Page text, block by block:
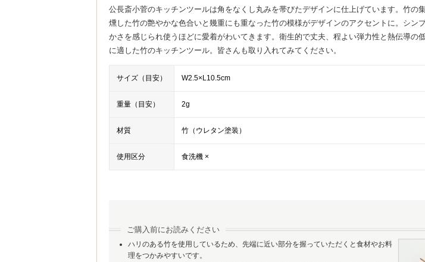
公長斎小菅のキッチンツールは角をなくし丸みを帯びたデザインに仕上げています。竹の
燻した竹の艶やかな色合いと幾重にも重なった竹の模様がデザインのアクセントに。シン
かさを感じられ使うほどに愛着がわいてきます。衛生的で丈夫、程よい弾力性と熱伝導の
に適した竹のキッチンツール。皆さんも取り入れてみてください。
サイズ（目安） W2.5×L10.5cm
重量（目安） 2g
材質 竹（ウレタン塗装）
使用区分 食洗機 ×
ご購入前にお読みください
ハリのある竹を使用しているため、先端に近い部分を握っていただくと食材やお料
理をつかみやすいです。